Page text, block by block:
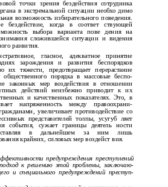
точки зрения бездействия сотрудника
в экстремальной ситуации необхо­ димо
возможность избирательного поведения.
бездействие, когда в соответ­ ствующей
выбора варианта пове­ дения на
сложившейся ситуации и видения
развития.
гласное, адекватное принятие
зарождения и развития беспорядков
их тяжести, предотвращает перерастание
порядка в массовые беспо­
законных мер воздействия в отношении
действий неизбежно приводит к их
и качественных показателях. Это, в
напряженность между правоохрани­
увеличивает противодействие со
представителей толпы, усугуб­ ляет
события, сужает границы деятель­ ности
оставляя в дальнейшем за ним лишь
крайних, силовых мер воздейст­ вия.
предупреждения преступлений
подход к решению этой проблемы, заключаю­
и специального предупреждений преступ­